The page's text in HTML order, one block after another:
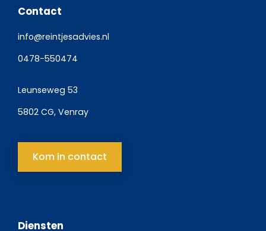
Contact
info@reintjesadvies.nl
0478-550474
Leunseweg 53
5802 CG, Venray
Kom in contact
Diensten